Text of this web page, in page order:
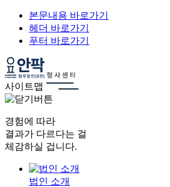
본문내용 바로가기
헤더 바로가기
푸터 바로가기
사이트맵
경험에 따라
결과가 다르다는 걸
체감하실 겁니다.
법인 소개